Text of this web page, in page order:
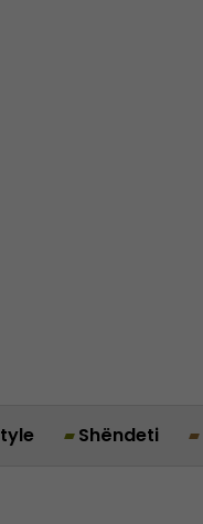
Shëndeti